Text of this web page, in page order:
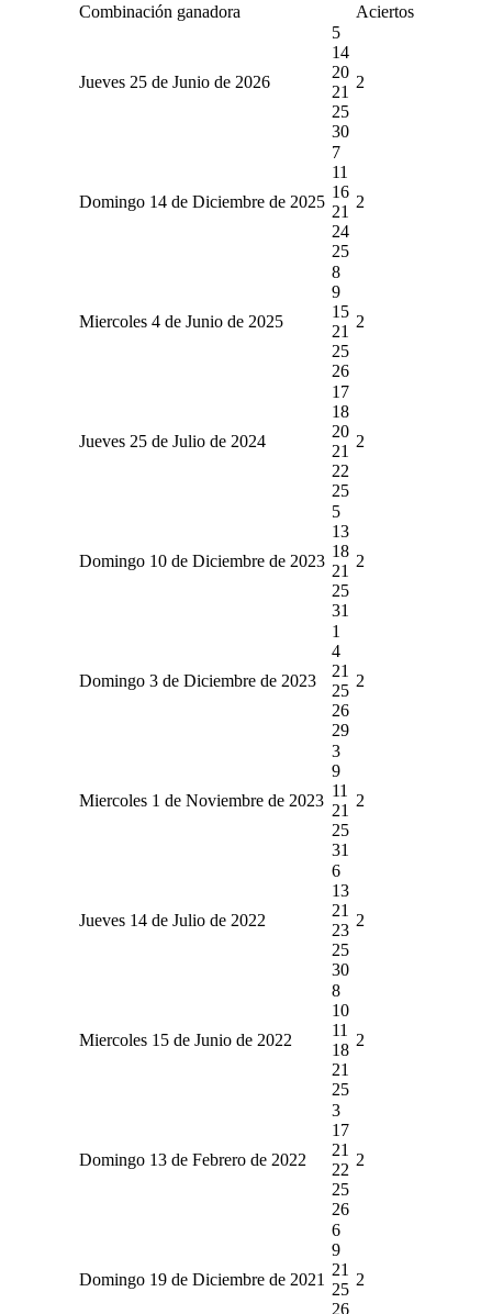
Combinación ganadora Aciertos
Jueves 25 de Junio de 2026
5
14
20
21
25
30
2
Domingo 14 de Diciembre de 2025
7
11
16
21
24
25
2
Miercoles 4 de Junio de 2025
8
9
15
21
25
26
2
Jueves 25 de Julio de 2024
17
18
20
21
22
25
2
Domingo 10 de Diciembre de 2023
5
13
18
21
25
31
2
Domingo 3 de Diciembre de 2023
1
4
21
25
26
29
2
Miercoles 1 de Noviembre de 2023
3
9
11
21
25
31
2
Jueves 14 de Julio de 2022
6
13
21
23
25
30
2
Miercoles 15 de Junio de 2022
8
10
11
18
21
25
2
Domingo 13 de Febrero de 2022
3
17
21
22
25
26
2
Domingo 19 de Diciembre de 2021
6
9
21
25
26
2